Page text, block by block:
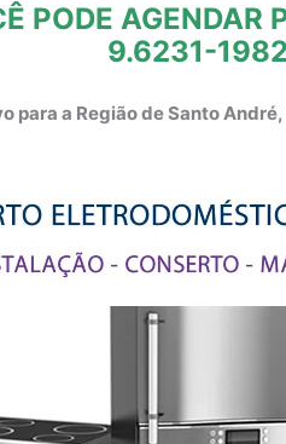
PODE AGENDAR
9.6231-1982
para a Região de Santo